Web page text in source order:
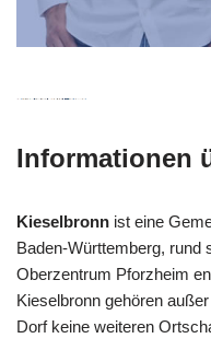
Informationen
Kieselbronn ist eine
Baden-Württemberg, rund
Oberzentrum Pforzheim
Kieselbronn gehören
Dorf keine weiteren